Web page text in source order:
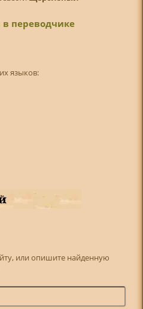
переводчике
языков:
или опишите найденную